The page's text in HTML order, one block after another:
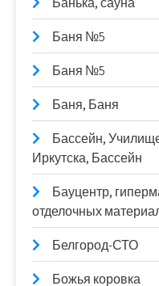
Баня №5
Баня №5
Баня, Баня
Бассейн,
Иркутска, Бассейн
Бауцентр,
отделочных
Белгород-СТО
Божья коровка